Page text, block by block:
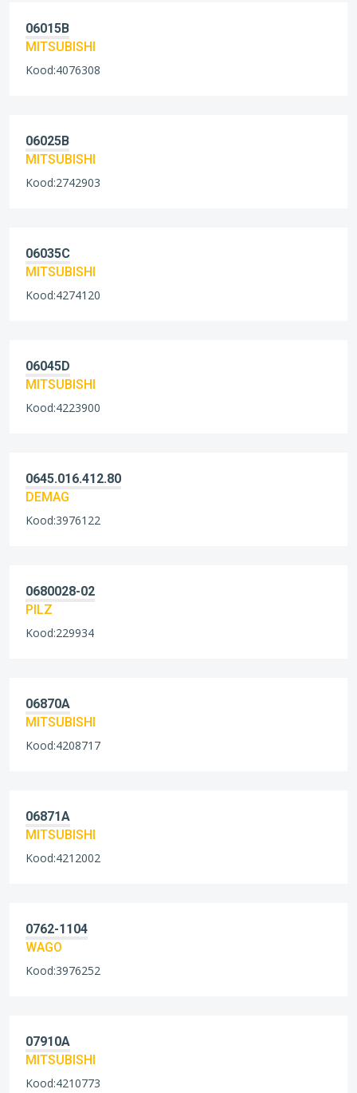
06015B
MITSUBISHI
Kood:4076308
06025B
MITSUBISHI
Kood:2742903
06035C
MITSUBISHI
Kood:4274120
06045D
MITSUBISHI
Kood:4223900
0645.016.412.80
DEMAG
Kood:3976122
0680028-02
PILZ
Kood:229934
06870A
MITSUBISHI
Kood:4208717
06871A
MITSUBISHI
Kood:4212002
0762-1104
WAGO
Kood:3976252
07910A
MITSUBISHI
Kood:4210773